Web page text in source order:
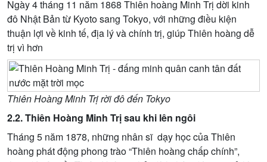
Ngày 4 tháng 11 năm 1868 Thiên hoàng Minh Trị dời kinh
đô Nhật Bản từ Kyoto sang Tokyo, với những điều kiện
thuận lợi về kinh tế, địa lý và chính trị, giúp Thiên hoàng dễ
trị vì hơn
Thiên Hoàng Minh Trị rời đô đến Tokyo
2.2. Thiên Hoàng Minh Trị sau khi lên ngôi
Tháng 5 năm 1878, những nhân sĩ dạy học của Thiên
hoàng phát động phong trào “Thiên hoàng chấp chính”,